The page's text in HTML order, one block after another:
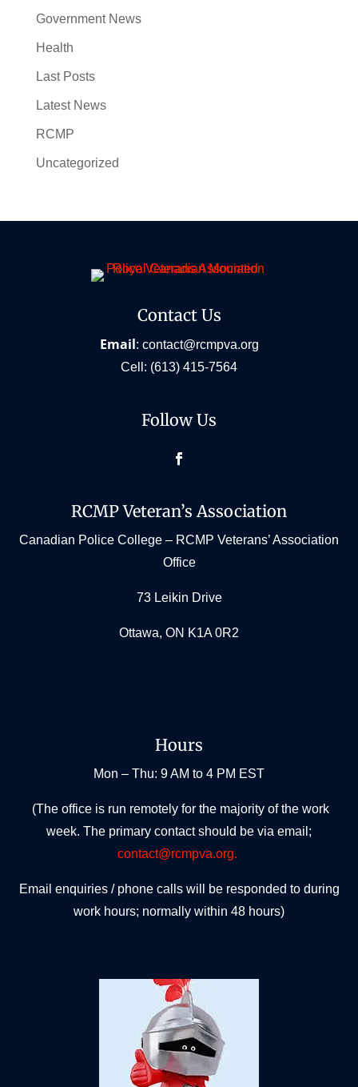
Government News
Health
Last Posts
Latest News
RCMP
Uncategorized
Contact Us
Email: contact@rcmpva.org
Cell: (613) 415-7564
Follow Us
RCMP Veteran’s Association
Canadian Police College – RCMP Veterans’ Association
Office
73 Leikin Drive
Ottawa, ON K1A 0R2
Hours
Mon – Thu: 9 AM to 4 PM EST
(The office is run remotely for the majority of the work
week. The primary contact should be via email;
contact@rcmpva.org.
Email enquiries / phone calls will be responded to during
work hours; normally within 48 hours)